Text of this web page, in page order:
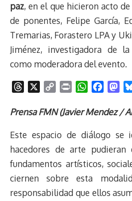
paz, en el que hicieron acto
de ponentes, Felipe García,
Tremarias, Forastero LPA y
Jiménez, investigadora de
como moderadora del evento.
r
a
d
s
p
L
i
i
t
W
a
s
A
p
c
b
o
M
s
o
d
o
Prensa FMN (Javier Mendez /
Este espacio de diálogo se
hacedores de arte
fundamentos artísticos,
ciernen sobre esta
responsabilidad que ellos